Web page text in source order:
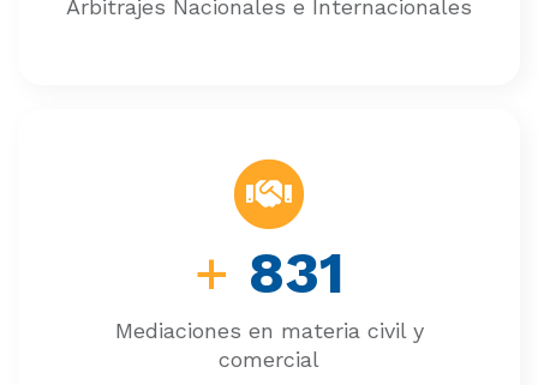
Arbitrajes Nacionales e Internacionales
+ 831
Mediaciones en materia civil y
comercial